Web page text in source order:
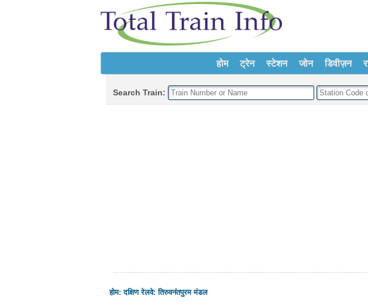
होम ट्रेन स्टेशन जोन डिवीज़न
Search Train:
होम:दक्षिण रेलवे:तिरुवनंतपुरम मंडल